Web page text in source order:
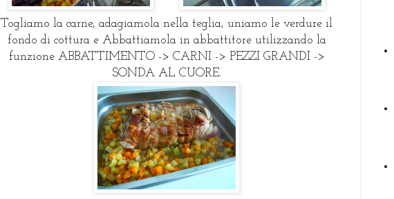
Togliamo la carne, adagiamola nella teglia, uniamo le verdure il
fondo di cottura e Abbattiamola in abbattitore utilizzando la
funzione ABBATTIMENTO -> CARNI -> PEZZI GRANDI ->
SONDA AL CUORE.